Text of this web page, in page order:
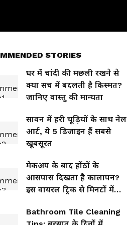
STORIES
घर में चांदी की मछली रखने से
क्या सच में बदलती है किस्मत?
जानिए वास्तु की मान्यता
सावन में हरी चूड़ियों के साथ नेल
आर्ट, ये 5 डिजाइन हैं सबसे
खूबसूरत
मेकअप के बाद होंठों के
आसपास दिखता है कालापन?
इस वायरल ट्रिक से मिनटों में
Bathroom Tile Cleaning